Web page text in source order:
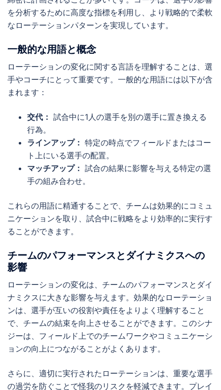
を分析するために高度な指標を利用し、より戦略的で柔軟
なローテーションパターンを実現しています。
一般的な用語と概念
ローテーションの変化に関する言語を理解することは、選
手やコーチにとって重要です。一般的な用語には以下が含
まれます：
交代： 試合中に1人の選手を別の選手に置き換える
行為。
ラインアップ： 特定の時点でフィールドまたはコー
ト上にいる選手の配置。
マッチアップ： 試合の結果に影響を与える特定の選
手の組み合わせ。
これらの用語に精通することで、チームは効果的にコミュ
ニケーションを取り、試合中に戦略をより効率的に実行す
ることができます。
チームのパフォーマンスとダイナミクスへの
影響
ローテーションの変化は、チームのパフォーマンスとダイ
ナミクスに大きな影響を与えます。効果的なローテーショ
ンは、選手が互いの役割や責任をよりよく理解すること
で、チームの結束を向上させることができます。このシナ
ジーは、フィールド上でのチームワークやコミュニケーシ
ョンの向上につながることがよくあります。
さらに、適切に実行されたローテーションは、重要な選手
の過労を防ぐことで怪我のリスクを軽減できます。プレイ